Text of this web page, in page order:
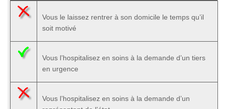
Vous le laissez rentrer à son domicile le temps qu’il
soit motivé
Vous l’hospitalisez en soins à la demande d’un tiers
en urgence
Vous l’hospitalisez en soins à la demande d’un